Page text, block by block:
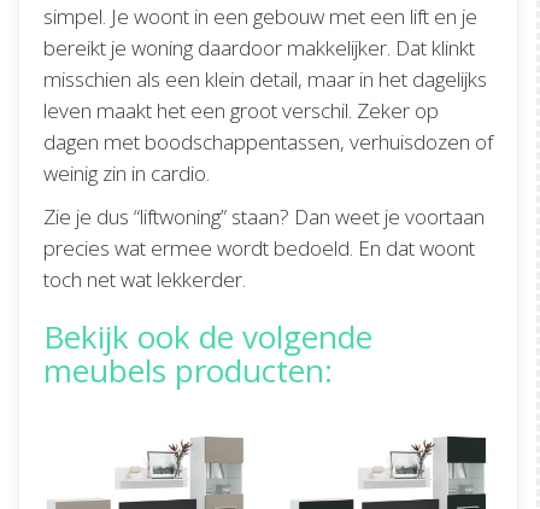
simpel. Je woont in een gebouw met een lift en je
bereikt je woning daardoor makkelijker. Dat klinkt
misschien als een klein detail, maar in het dagelijks
leven maakt het een groot verschil. Zeker op
dagen met boodschappentassen, verhuisdozen of
weinig zin in cardio.
Zie je dus “liftwoning” staan? Dan weet je voortaan
precies wat ermee wordt bedoeld. En dat woont
toch net wat lekkerder.
Bekijk ook de volgende
meubels producten: